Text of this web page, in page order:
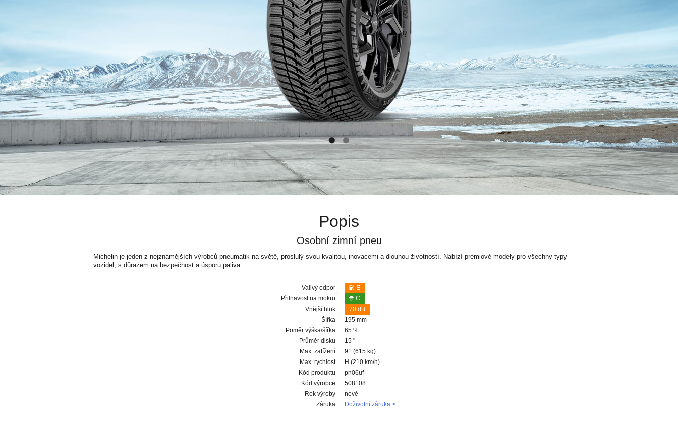
Popis
Osobní zimní pneu
Michelin je jeden z nejznámějších výrobců pneumatik na světě, proslulý svou kvalitou, inovacemi a dlouhou životností. Nabízí prémiové modely pro všechny typy
vozidel, s důrazem na bezpečnost a úsporu paliva.
Valivý odpor
E
Přilnavost na mokru
C
Vnější hluk
70 dB
Šířka
195 mm
Poměr výška/šířka
65 %
Průměr disku
15 "
Max. zatížení
91 (615 kg)
Max. rychlost
H (210 km/h)
Kód produktu
pn06uf
Kód výrobce
508108
Rok výroby
nové
Záruka
Doživotní záruka >